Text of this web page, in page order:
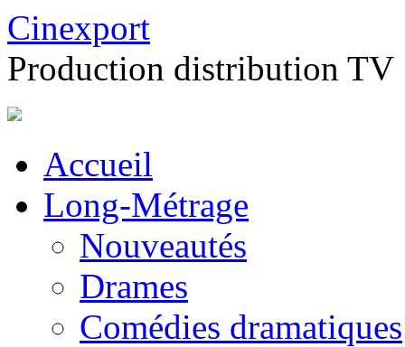
Cinexport
Production distribution TV
Accueil
Long-Métrage
Nouveautés
Drames
Comédies dramatiques